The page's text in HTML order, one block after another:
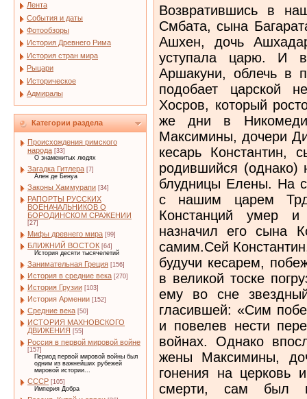
Лента
События и даты
Фотообзоры
История Древнего Рима
История стран мира
Рыцари
Историческое
Адмиралы
Категории раздела
Происхождения римского
народа [33]
О знаменитых людях
Загадка Гитлера [7]
Ален де Бенуа
Законы Хаммурапи [34]
РАПОРТЫ РУССКИХ
ВОЕНАЧАЛЬНИКОВ О
БОРОДИНСКОМ СРАЖЕНИИ
[27]
Мифы древнего мира [99]
БЛИЖНИЙ ВОСТОК [64]
История десяти тысячелетий
Занимательная Греция [156]
История в средние века [270]
История Грузии [103]
История Армении [152]
Средние века [50]
ИСТОРИЯ МАХНОВСКОГО
ДВИЖЕНИЯ [55]
Россия в первой мировой войне
[157]
Период первой мировой войны был
одним из важнейших рубежей
мировой истории...
СССР [105]
Империя Добра
Возвратившись в
Смбата, сына
Ашхен, дочь
уступала царю. И
Аршакуни, облечь в
подобает царской
Хосров, который
же дни в
Максимины, дочери
кесарь Константин,
родившийся (однако)
блудницы Елены. На
с нашим царем
Констанций умер и
назначил его сына
самим.Сей
будучи кесарем,
в великой тоске
ему во сне
гласившей: «Сим
и повелев нести
войнах. Однако
жены Максимины,
гонения на церковь
смерти, сам был